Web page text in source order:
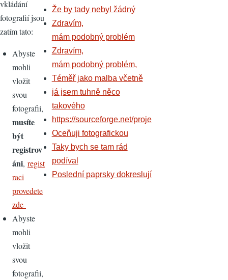
vkládání
fotografií jsou
zatím tato:
Abyste
mohli
vložit
svou
fotografii,
musíte
být
registrov
áni, regist
raci
provedete
zde
Abyste
mohli
vložit
svou
fotografii,
Že by tady nebyl žádný
Zdravím,
mám podobný problém
Zdravím,
mám podobný problém,
Téměř jako malba včetně
já jsem tuhně něco
takového
https://sourceforge.net/proje
Oceňuji fotografickou
Taky bych se tam rád
podíval
Poslední paprsky dokreslují